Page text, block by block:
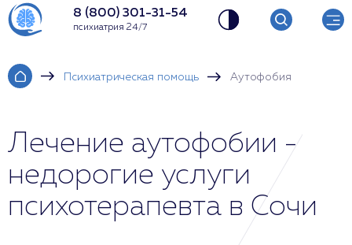
8 (800) 301-31-54
психиатрия 24/7
Психиатрическая помощь Аутофобия
Лечение аутофобии -
недорогие услуги
психотерапевта в Сочи